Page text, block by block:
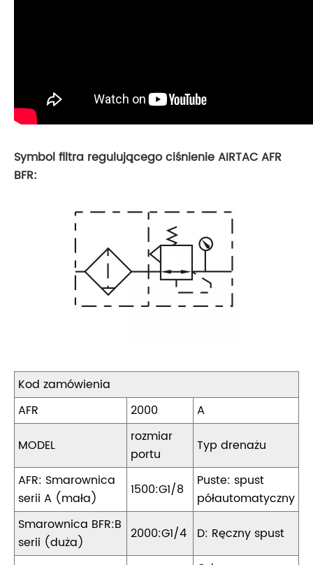
Symbol filtra regulującego ciśnienie AIRTAC AFR
BFR:
Kod zamówienia
AFR
2000
A
MODEL
rozmiar
portu
Typ drenażu
AFR: Smarownica
serii A (mała)
1500:G1/8
Puste: spust
półautomatyczny
Smarownica BFR:B
serii (duża)
2000:G1/4
D: Ręczny spust